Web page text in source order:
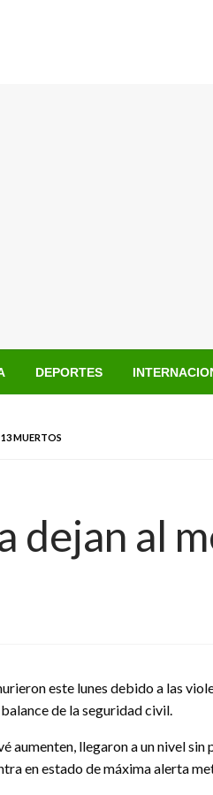
DEPORTES
MUERTOS
dejan al
este lunes debido a las
de la seguridad civil.
aumenten, llegaron a un nivel
en estado de máxima alerta